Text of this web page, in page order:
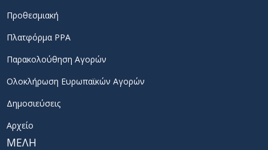
Προθεσμιακή
Πλατφόρμα PPA
Παρακολούθηση Αγορών
Ολοκλήρωση Ευρωπαϊκών Αγορών
Δημοσιεύσεις
Αρχείο
ΜΕΛΗ